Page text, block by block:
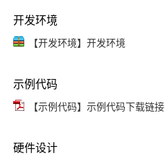
开发环境
【开发环境】开发环境
示例代码
【示例代码】示例代码下载链接
硬件设计